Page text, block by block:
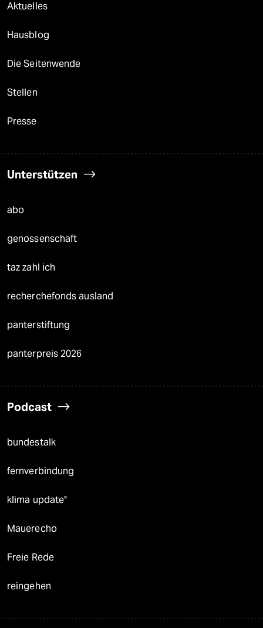
Aktuelles
Hausblog
Die Seitenwende
Stellen
Presse
Unterstützen
abo
genossenschaft
taz zahl ich
recherchefonds ausland
panterstiftung
panterpreis 2026
Podcast
bundestalk
fernverbindung
klima update°
Mauerecho
Freie Rede
reingehen